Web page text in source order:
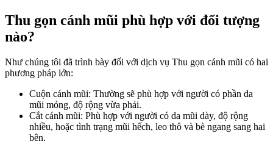
Thu gọn cánh mũi phù hợp với đối tượng
nào?
Như chúng tôi đã trình bày đối với dịch vụ Thu gọn cánh mũi có hai
phương pháp lớn:
Cuộn cánh mũi: Thường sẽ phù hợp với người có phần da
mũi mỏng, độ rộng vừa phải.
Cắt cánh mũi: Phù hợp với người có da mũi dày, độ rộng
nhiều, hoặc tình trạng mũi hếch, leo thô và bè ngang sang hai
bên.